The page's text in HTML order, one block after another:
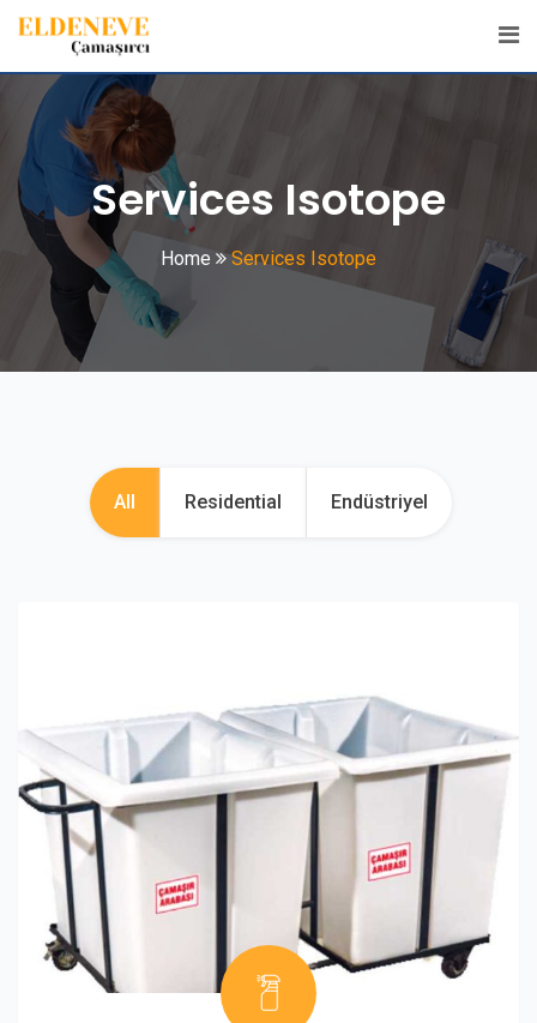
Services Isotope
Home Services Isotope
All Residential Endüstriyel